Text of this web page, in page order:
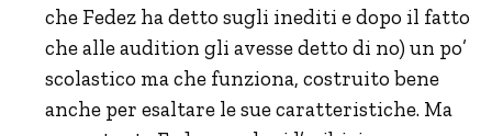
che Fedez ha detto sugli inediti e dopo il fatto
che alle audition gli avesse detto di no) un po’
scolastico ma che funziona, costruito bene
anche per esaltare le sue caratteristiche. Ma